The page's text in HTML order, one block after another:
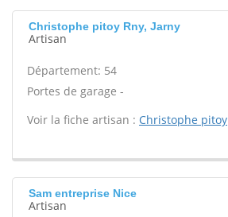
Christophe pitoy Rny, Jarny
Artisan
Département: 54
Portes de garage -
Voir la fiche artisan : Christophe pitoy
Sam entreprise Nice
Artisan